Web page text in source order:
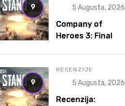
9 5 Augusta, 2026
Company of
Heroes 3: Final
Legendary RTS
9
RECENZIJE
5 Augusta, 2026
Recenzija: